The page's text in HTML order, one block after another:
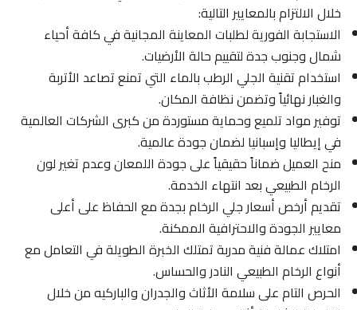
خلال الالتزام بالمعايير التالية:
الاستجابة الفورية لطلبات المعاينة المجانية في كافة أحياء
شمال وجنوب جدة لتقييم حالة الأرضيات.
استخدام تقنية الجلي الرطب بالماء التي تمنع تصاعد الأتربة
والغبار نهائياً وتضمن نظافة المكان.
توفير مواد تلميع وحماية مستوردة من كبرى الشركات العالمية
في إيطاليا وإسبانيا لضمان جودة عالمية.
منح العميل ضماناً حقيقياً على جودة اللمعان وعدم تغير لون
الرخام الطبيعي بعد انتهاء الخدمة.
تقديم أرخص أسعار جلي الرخام بجدة مع الحفاظ على أعلى
معايير الجودة والاحترافية الممكنة.
امتلاك عمالة فنية مدربة تمتلك الخبرة الطويلة في التعامل مع
أنواع الرخام الطبيعي النادر والحساس.
الحرص التام على سلامة الأثاث والجدران والباركيه من خلال